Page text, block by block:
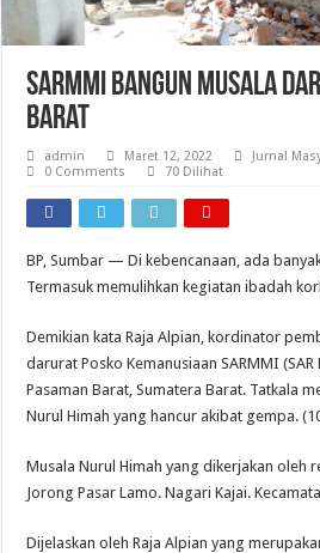
SARMMI Bangun Musala
Barat
admin Maret 12, 2022 Jurnal
0 Comments
70 Dilihat
BP, Sumbar — Di kebencanaan, ada
Termasuk memulihkan kegiatan ibadah
Demikian kata Raja Alpian, kordinator
darurat Posko Kemanusiaan SARMMI
Pasaman Barat, Sumatera Barat. Tatkala
Nurul Himah yang hancur akibat gempa.
Musala Nurul Himah yang dikerjakan oleh
Jorong Pasar Lamo. Nagari Kajai.
Dijelaskan oleh Raja Alpian yang